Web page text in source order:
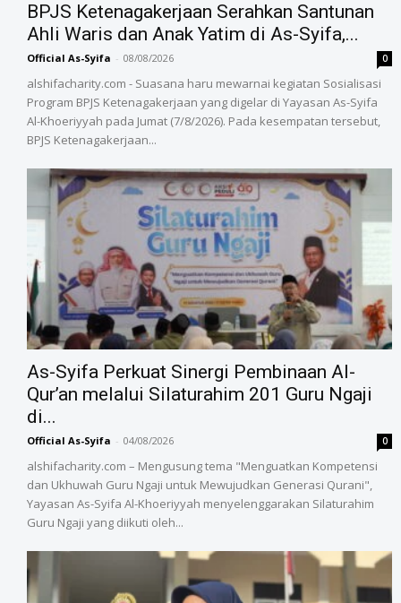
BPJS Ketenagakerjaan Serahkan Santunan
Ahli Waris dan Anak Yatim di As-Syifa,...
Official As-Syifa - 08/08/2026 0
alshifacharity.com - Suasana haru mewarnai kegiatan Sosialisasi
Program BPJS Ketenagakerjaan yang digelar di Yayasan As-Syifa
Al-Khoeriyyah pada Jumat (7/8/2026). Pada kesempatan tersebut,
BPJS Ketenagakerjaan...
As-Syifa Perkuat Sinergi Pembinaan Al-
Qur’an melalui Silaturahim 201 Guru Ngaji
di...
Official As-Syifa - 04/08/2026 0
alshifacharity.com – Mengusung tema "Menguatkan Kompetensi
dan Ukhuwah Guru Ngaji untuk Mewujudkan Generasi Qurani",
Yayasan As-Syifa Al-Khoeriyyah menyelenggarakan Silaturahim
Guru Ngaji yang diikuti oleh...